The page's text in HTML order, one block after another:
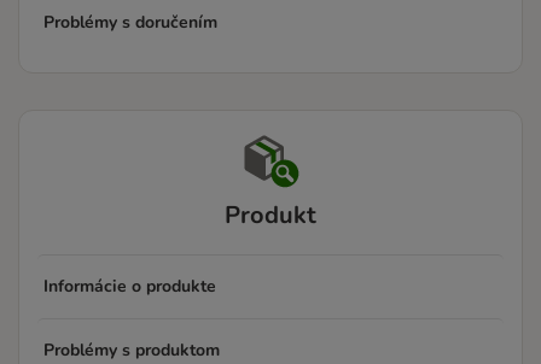
Problémy s doručením
Produkt
Informácie o produkte
Problémy s produktom